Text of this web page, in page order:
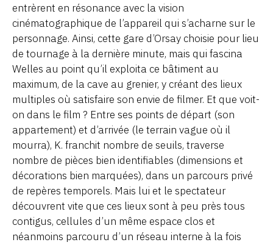
entrèrent en résonance avec la vision
cinématographique de l’appareil qui s’acharne sur le
personnage. Ainsi, cette gare d’Orsay choisie pour lieu
de tournage à la dernière minute, mais qui fascina
Welles au point qu’il exploita ce bâtiment au
maximum, de la cave au grenier, y créant des lieux
multiples où satisfaire son envie de filmer. Et que voit-
on dans le film ? Entre ses points de départ (son
appartement) et d’arrivée (le terrain vague où il
mourra), K. franchit nombre de seuils, traverse
nombre de pièces bien identifiables (dimensions et
décorations bien marquées), dans un parcours privé
de repères temporels. Mais lui et le spectateur
découvrent vite que ces lieux sont à peu près tous
contigus, cellules d’un même espace clos et
néanmoins parcouru d’un réseau interne à la fois